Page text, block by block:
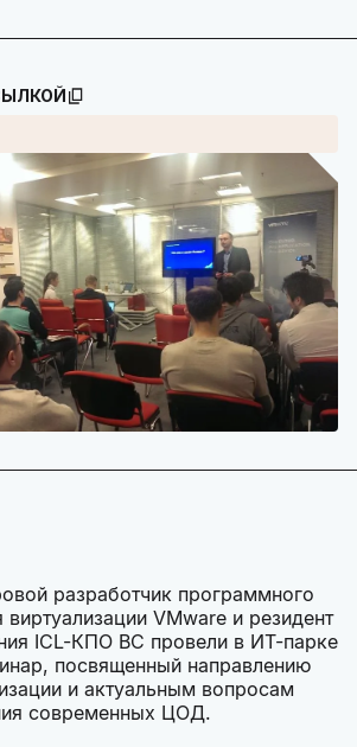
разработчик программного
VMware и резидент
ICL-КПО ВС провели в ИТ-парке
посвященный направлению
и актуальным вопросам
современных ЦОД.